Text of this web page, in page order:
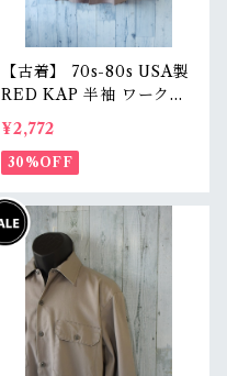
【古着】 70s-80s USA製
RED KAP 半袖 ワークシ
ャツ L（身幅62cm） チャ
コール レッドキャップ ヴ
ィンテージ RankC
¥2,772
30%OFF